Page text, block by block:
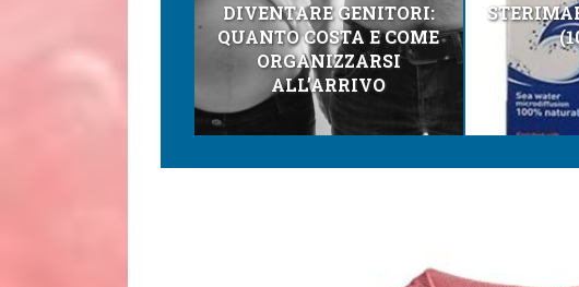
DIVENTARE GENITORI:
QUANTO COSTA E COME
ORGANIZZARSI
ALL’ARRIVO